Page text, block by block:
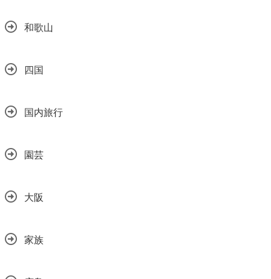
和歌山
四国
国内旅行
園芸
大阪
家族